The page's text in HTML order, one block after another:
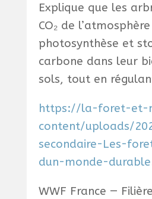
Explique que les
CO₂ de
photosynthèse et
carbone dans leur
sols, tout en
https://la-foret-et-
content/uploads/
secondaire-Les-
dun-monde-
WWF France —